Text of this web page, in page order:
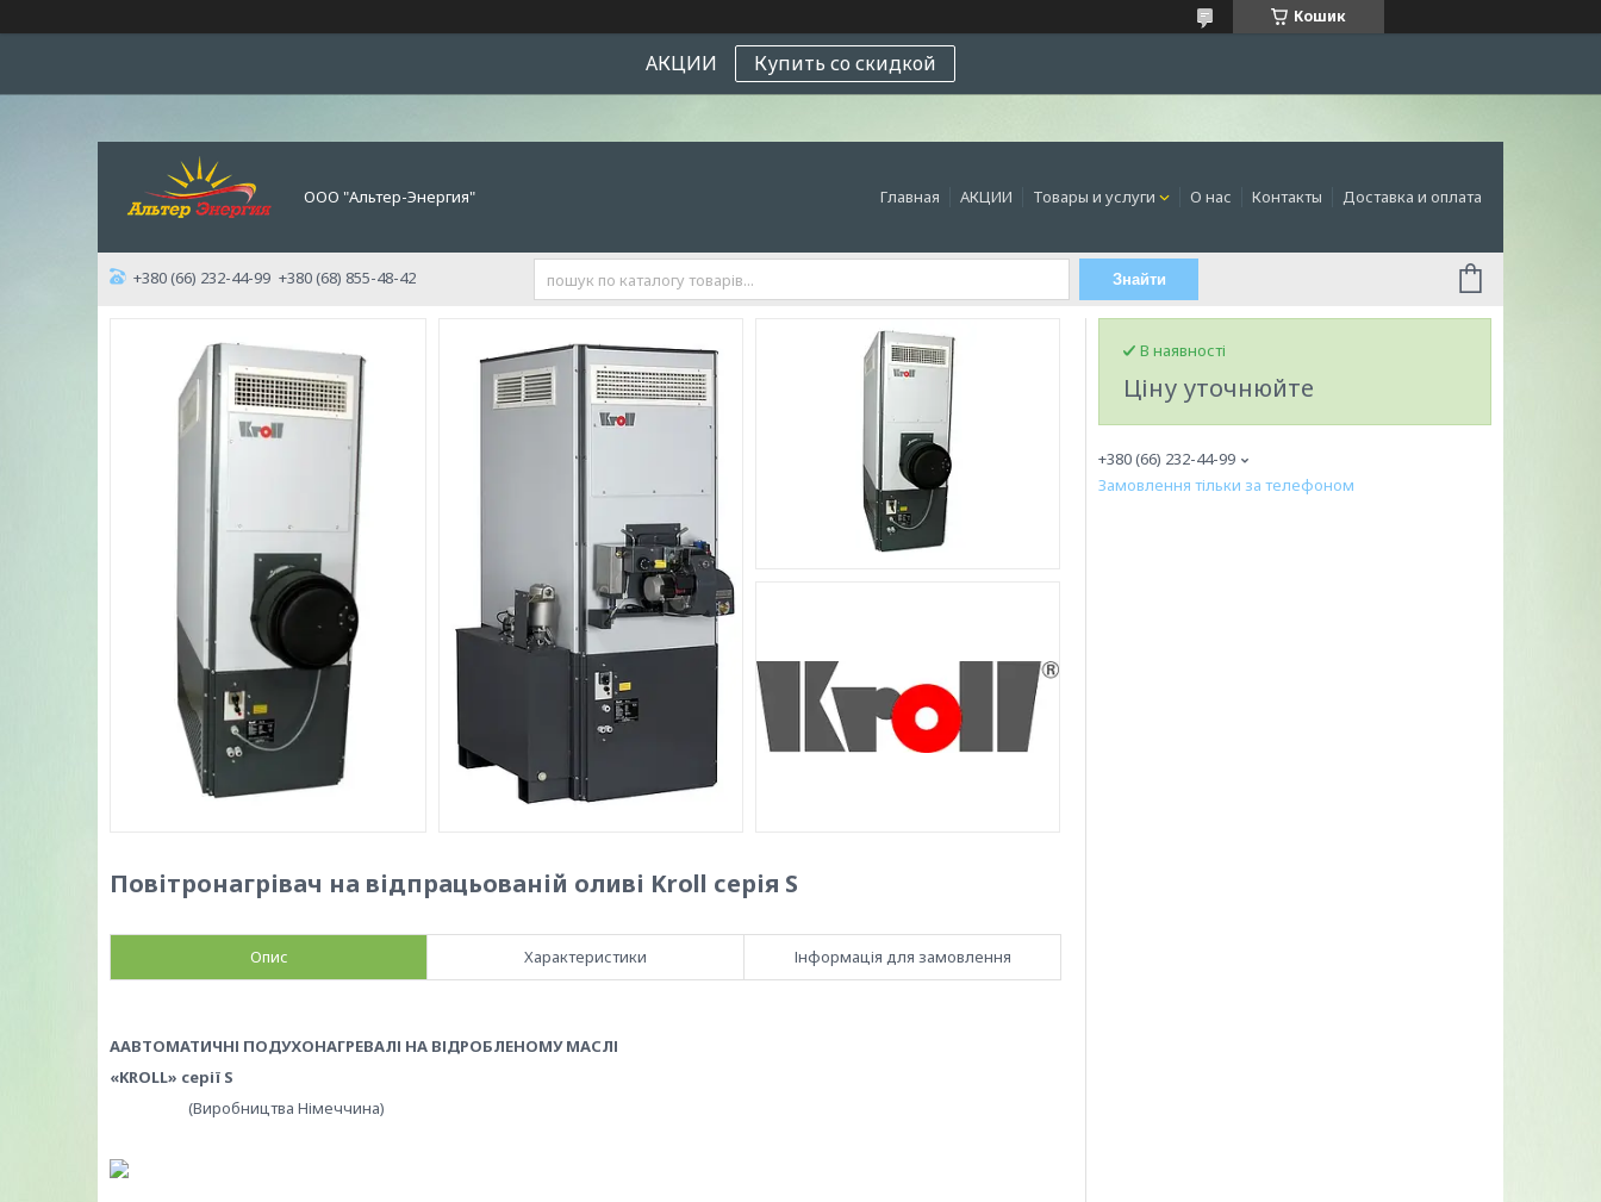
Кошик
АКЦИИ Купить со скидкой
ООО "Альтер-Энергия" Главная АКЦИИ Товары и услуги О нас Контакты Доставка и оплата
+380 (66) 232-44-99 +380 (68) 855-48-42 Знайти
Повітронагрівач на відпрацьованій оливі Kroll серія S
Опис Характеристики Інформація для замовлення
ААВТОМАТИЧНІ ПОДУХОНАГРЕВАЛІ НА ВІДРОБЛЕНОМУ МАСЛІ
«KROLL» серії S
(Виробництва Німеччина)
В наявності
Ціну уточнюйте
+380 (66) 232-44-99
Замовлення тільки за телефоном